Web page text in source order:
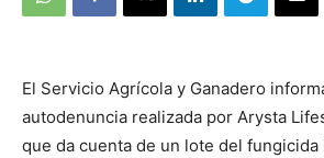
El Servicio Agrícola y Ganadero
autodenuncia realizada por Arysta
que da cuenta de un lote del fungicida